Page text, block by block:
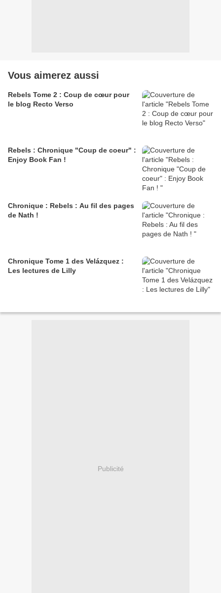
Vous aimerez aussi
Rebels Tome 2 : Coup de cœur pour
le blog Recto Verso
Rebels : Chronique "Coup de coeur" :
Enjoy Book Fan !
Chronique : Rebels : Au fil des pages
de Nath !
Chronique Tome 1 des Velázquez :
Les lectures de Lilly
Publicité